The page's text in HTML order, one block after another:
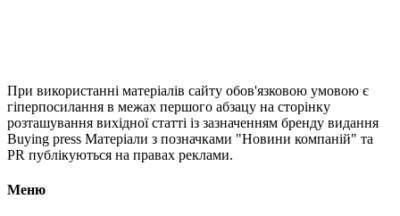
При використанні матеріалів сайту обов'язковою умовою є
гіперпосилання в межах першого абзацу на сторінку
розташування вихідної статті із зазначенням бренду видання
Buying press Матеріали з позначками "Новини компаній" та
PR публікуються на правах реклами.
Меню